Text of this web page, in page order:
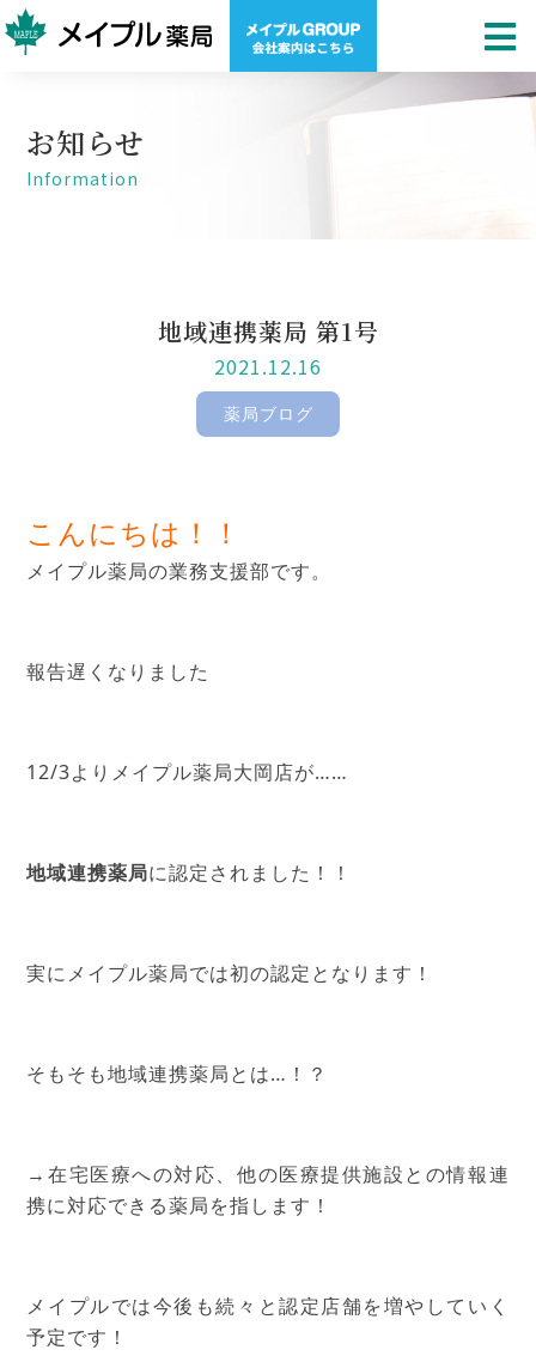
お知らせ
Information
地域連携薬局 第1号
2021.12.16
薬局ブログ
こんにちは！！
メイプル薬局の業務支援部です。
報告遅くなりました
12/3よりメイプル薬局大岡店が……
地域連携薬局に認定されました！！
実にメイプル薬局では初の認定となります！
そもそも地域連携薬局とは…！？
→在宅医療への対応、他の医療提供施設との情報連
携に対応できる薬局を指します！
メイプルでは今後も続々と認定店舗を増やしていく
予定です！